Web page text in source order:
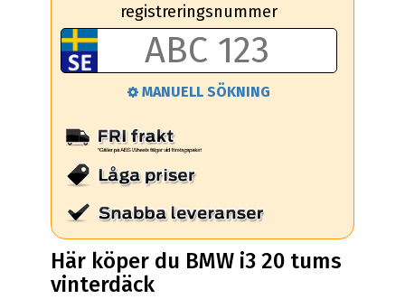
registreringsnummer
MANUELL SÖKNING
Här köper du BMW i3 20 tums
vinterdäck